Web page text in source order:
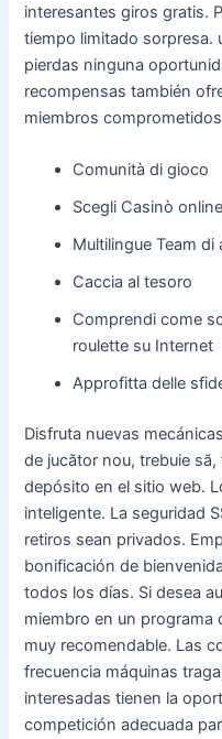
interesantes giros gratis.
tiempo limitado sorpresa.
pierdas ninguna
recompensas también
miembros
Comunità di gioco
Scegli Casinò
Multilingue Team di
Caccia al tesoro
Comprendi come
roulette su Internet
Approfitta delle
Disfruta nuevas
de jucător nou, trebuie
depósito en el sitio web.
inteligente. La seguridad
retiros sean privados.
bonificación de
todos los días. Si desea
miembro en un programa
muy recomendable. Las
frecuencia máquinas
interesadas tienen la
competición adecuada